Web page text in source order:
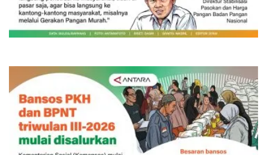
SPHP jaga harga beras
Kemarin 06:00